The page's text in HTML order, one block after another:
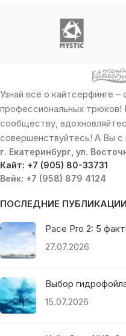
Узнай всё о кайтсерфинге –
профессиональных трюков!
сообществу,
совершенствуйтесь! А Вы с
г. Екатеринбург, ул.
Кайт: +7 (905) 80-33731
Вейк: +7 (958) 879 4124
ПОСЛЕДНИЕ ПУБЛИКАЦИИ
Pace Pro 2: 5
27.07.2026
Выбор
15.07.2026